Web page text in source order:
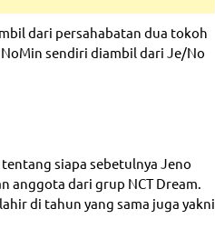
dari persahabatan dua tokoh
sendiri diambil dari Je/No
siapa sebetulnya Jeno
anggota dari grup NCT Dream.
di tahun yang sama juga yakni